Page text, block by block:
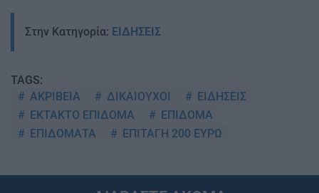
Στην Κατηγορία: ΕΙΔΗΣΕΙΣ
TAGS:
ΑΚΡΙΒΕΙΑ
ΔΙΚΑΙΟΥΧΟΙ
ΕΙΔΗΣΕΙΣ
ΕΚΤΑΚΤΟ ΕΠΙΔΟΜΑ
ΕΠΙΔΟΜΑ
ΕΠΙΔΟΜΑΤΑ
ΕΠΙΤΑΓΗ 200 ΕΥΡΩ